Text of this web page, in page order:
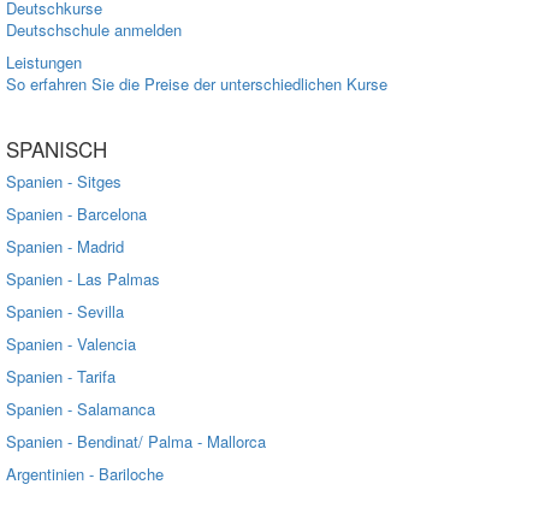
Deutschkurse
Deutschschule anmelden
Leistungen
So erfahren Sie die Preise der unterschiedlichen Kurse
SPANISCH
Spanien - Sitges
Spanien - Barcelona
Spanien - Madrid
Spanien - Las Palmas
Spanien - Sevilla
Spanien - Valencia
Spanien - Tarifa
Spanien - Salamanca
Spanien - Bendinat/ Palma - Mallorca
Argentinien - Bariloche